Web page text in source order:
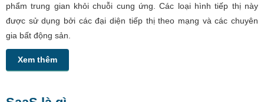
phẩm trung gian khỏi chuỗi cung ứng. Các loại hình tiếp thị này
được sử dụng bởi các đại diện tiếp thị theo mạng và các chuyên
gia bất động sản.
Xem thêm